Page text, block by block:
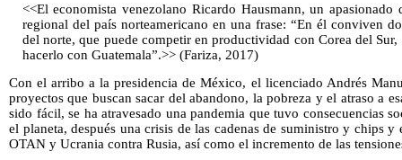
<<El economista venezolano Ricardo Hausmann, un
regional del país norteamericano en una frase: “En él conviven
del norte, que puede competir en productividad con Corea del
hacerlo con Guatemala”.>> (Fariza, 2017)
Con el arribo a la presidencia de México, el licenciado Andrés
proyectos que buscan sacar del abandono, la pobreza y el atraso a
sido fácil, se ha atravesado una pandemia que tuvo consecuencias
el planeta, después una crisis de las cadenas de suministro y chips
OTAN y Ucrania contra Rusia, así como el incremento de las